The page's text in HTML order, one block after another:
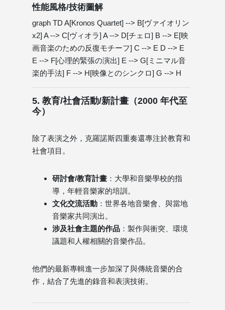
性能風格/技術圖解
graph TD A[Kronos Quartet] --> B[ヴァイオリン
x2] A --> C[ヴィオラ] A --> D[チェロ] B --> E[映
画音楽のための反復モチーフ] C --> E D --> E
E --> F[心理的緊張の演出] E --> G[ミニマル音
楽的手法] F --> H[映像とのシンクロ] G --> H
5. 教育/社會活動/新計畫（2000 年代至
今）
除了表演之外，克羅諾斯四重奏還專注於教育和
社會項目。
研討會/教育計畫 ：大學和音樂學校的指
導，年輕音樂家的培訓。
文化交流活動 ：世界各地音樂會、與當地
音樂家共同演出。
涉及社會主題的作品 ：製作與衝突、環境
議題和人權相關的音樂作品。
他們的最新專輯進一步加深了與傳統音樂的合
作，結合了先進的錄音和表演技術。